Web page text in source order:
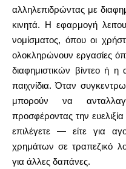
αλληλεπιδρώντας με
κινητά. Η εφαρμογή
νομίσματος, όπου οι
ολοκληρώνουν εργασίες
διαφημιστικών βίντεο ή
παιχνίδια. Όταν
μπορούν να
προσφέροντας την
επιλέγετε — είτε για
χρημάτων σε τραπεζικό
για άλλες δαπάνες.